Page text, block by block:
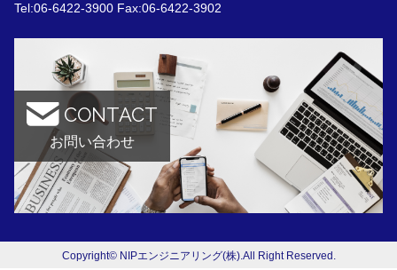
Tel:06-6422-3900 Fax:06-6422-3902
CONTACT
お問い合わせ
Copyright© NIPエンジニアリング(株).All Right Reserved.